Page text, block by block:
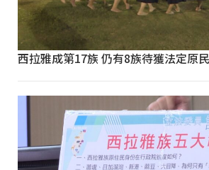
西拉雅成第17族 仍有8族待獲法定原